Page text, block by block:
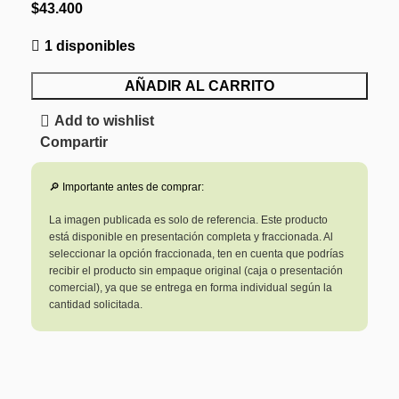
$43.400
1 disponibles
AÑADIR AL CARRITO
Add to wishlist
Compartir
🔎 Importante antes de comprar:
La imagen publicada es solo de referencia. Este producto
está disponible en presentación completa y fraccionada. Al
seleccionar la opción fraccionada, ten en cuenta que podrías
recibir el producto sin empaque original (caja o presentación
comercial), ya que se entrega en forma individual según la
cantidad solicitada.